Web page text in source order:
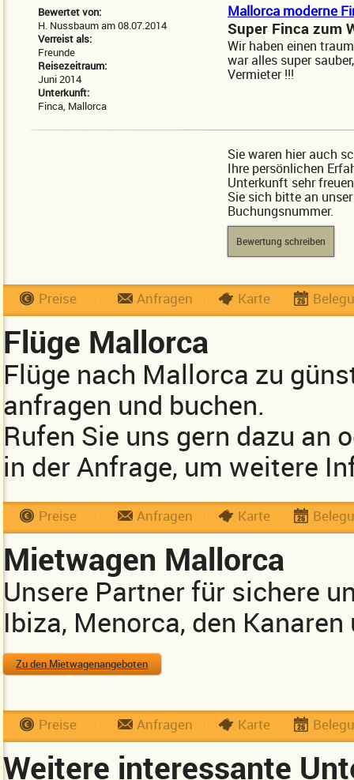
Bewertet von:
H. Nussbaum am 08.07.2014
Verreist als:
Freunde
Reisezeitraum:
Juni 2014
Unterkunft:
Finca, Mallorca
Mallorca moderne
Super Finca zum
Wir haben einen
war alles super
Vermieter !!!
Sie waren hier auch
Ihre persönlichen
Unterkunft sehr
Sie sich bitte an
Buchungsnummer.
Bewertung schreiben
Preise Anfragen Karte
Flüge Mallorca
Flüge nach Mallorca zu
anfragen und buchen.
Rufen Sie uns gern dazu an
in der Anfrage, um weitere
Preise Anfragen Karte
Mietwagen Mallorca
Unsere Partner für sichere
Ibiza, Menorca, den
Zu den Mietwagenangeboten
Preise Anfragen Karte
Weitere interessante